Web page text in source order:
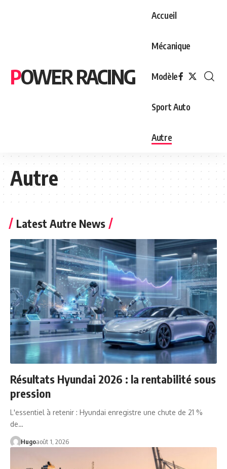
POWER RACING
Accueil
Mécanique
Modèle
Sport Auto
Autre
Autre
Latest Autre News
Résultats Hyundai 2026 : la rentabilité sous
pression
L'essentiel à retenir : Hyundai enregistre une chute de 21 %
de…
Hugoaoût 1, 2026